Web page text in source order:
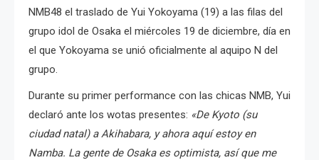
NMB48 el traslado de Yui Yokoyama (19) a las filas del
grupo idol de Osaka el miércoles 19 de diciembre, día en
el que Yokoyama se unió oficialmente al aquipo N del
grupo.
Durante su primer performance con las chicas NMB, Yui
declaró ante los wotas presentes: «De Kyoto (su
ciudad natal) a Akihabara, y ahora aquí estoy en
Namba. La gente de Osaka es optimista, así que me